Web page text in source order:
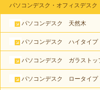
パソコンデスク・オフィスデスク
パソコンデスク 天然木
パソコンデスク ハイタイプ
パソコンデスク ガラストッ
パソコンデスク ロータイプ